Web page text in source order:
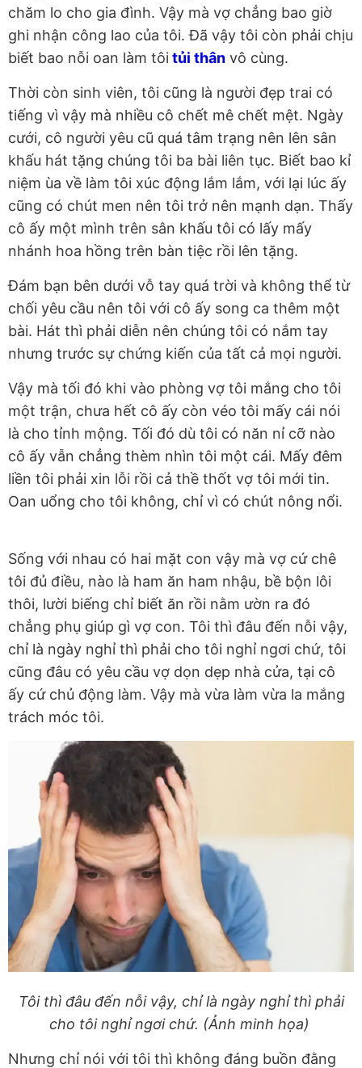
chăm lo cho gia đình. Vậy mà vợ chẳng bao giờ
ghi nhận công lao của tôi. Đã vậy tôi còn phải chịu
biết bao nỗi oan làm tôi tủi thân vô cùng.
Thời còn sinh viên, tôi cũng là người đẹp trai có
tiếng vì vậy mà nhiều cô chết mê chết mệt. Ngày
cưới, cô người yêu cũ quá tâm trạng nên lên sân
khấu hát tặng chúng tôi ba bài liên tục. Biết bao kỉ
niệm ùa về làm tôi xúc động lắm lắm, với lại lúc ấy
cũng có chút men nên tôi trở nên mạnh dạn. Thấy
cô ấy một mình trên sân khấu tôi có lấy mấy
nhánh hoa hồng trên bàn tiệc rồi lên tặng.
Đám bạn bên dưới vỗ tay quá trời và không thể từ
chối yêu cầu nên tôi với cô ấy song ca thêm một
bài. Hát thì phải diễn nên chúng tôi có nắm tay
nhưng trước sự chứng kiến của tất cả mọi người.
Vậy mà tối đó khi vào phòng vợ tôi mắng cho tôi
một trận, chưa hết cô ấy còn véo tôi mấy cái nói
là cho tỉnh mộng. Tối đó dù tôi có năn nỉ cỡ nào
cô ấy vẫn chẳng thèm nhìn tôi một cái. Mấy đêm
liền tôi phải xin lỗi rồi cả thề thốt vợ tôi mới tin.
Oan uổng cho tôi không, chỉ vì có chút nông nổi.
Sống với nhau có hai mặt con vậy mà vợ cứ chê
tôi đủ điều, nào là ham ăn ham nhậu, bề bộn lôi
thôi, lười biếng chỉ biết ăn rồi nằm ườn ra đó
chẳng phụ giúp gì vợ con. Tôi thì đâu đến nỗi vậy,
chỉ là ngày nghỉ thì phải cho tôi nghỉ ngơi chứ, tôi
cũng đâu có yêu cầu vợ dọn dẹp nhà cửa, tại cô
ấy cứ chủ động làm. Vậy mà vừa làm vừa la mắng
trách móc tôi.
Tôi thì đâu đến nỗi vậy, chỉ là ngày nghỉ thì phải
cho tôi nghỉ ngơi chứ. (Ảnh minh họa)
Nhưng chỉ nói với tôi thì không đáng buồn đằng